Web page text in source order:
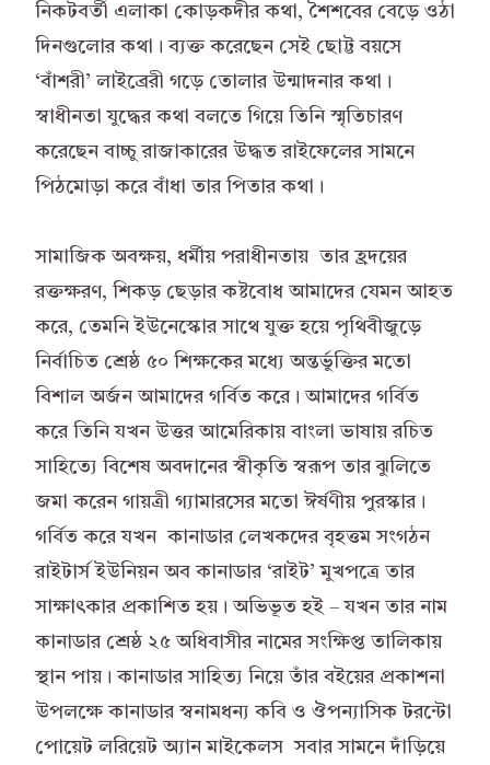
নিকটবর্তী এলাকা কোড়কদীর কথা, শৈশবের বেড়ে ওঠা
দিনগুলোর কথা। ব্যক্ত করেছেন সেই ছোট্ট বয়সে
‘বাঁশরী’ লাইব্রেরী গড়ে তোলার উন্মাদনার কথা।
স্বাধীনতা যুদ্ধের কথা বলতে গিয়ে তিনি স্মৃতিচারণ
করেছেন বাচ্চু রাজাকারের উদ্ধত রাইফেলের সামনে
পিঠমোড়া করে বাঁধা তার পিতার কথা।
সামাজিক অবক্ষয়, ধর্মীয় পরাধীনতায় তার হ্রদয়ের
রক্তক্ষরণ, শিকড় ছেড়ার কষ্টবোধ আমাদের যেমন আহত
করে, তেমনি ইউনেস্কোর সাথে যুক্ত হয়ে পৃথিবীজুড়ে
নির্বাচিত শ্রেষ্ঠ ৫০ শিক্ষকের মধ্যে অন্তর্ভুক্তির মতো
বিশাল অর্জন আমাদের গর্বিত করে। আমাদের গর্বিত
করে তিনি যখন উত্তর আমেরিকায় বাংলা ভাষায় রচিত
সাহিত্যে বিশেষ অবদানের স্বীকৃতি স্বরূপ তার ঝুলিতে
জমা করেন গায়ত্রী গ্যামারসের মতো ঈর্ষণীয় পুরস্কার।
গর্বিত করে যখন কানাডার লেখকদের বৃহত্তম সংগঠন
রাইটার্স ইউনিয়ন অব কানাডার ‘রাইট’ মুখপত্রে তার
সাক্ষাৎকার প্রকাশিত হয়। অভিভূত হই – যখন তার নাম
কানাডার শ্রেষ্ঠ ২৫ অধিবাসীর নামের সংক্ষিপ্ত তালিকায়
স্থান পায়। কানাডার সাহিত্য নিয়ে তাঁর বইয়ের প্রকাশনা
উপলক্ষে কানাডার স্বনামধন্য কবি ও ঔপন্যাসিক টরন্টো
পোয়েট লরিয়েট অ্যান মাইকেলস সবার সামনে দাঁড়িয়ে